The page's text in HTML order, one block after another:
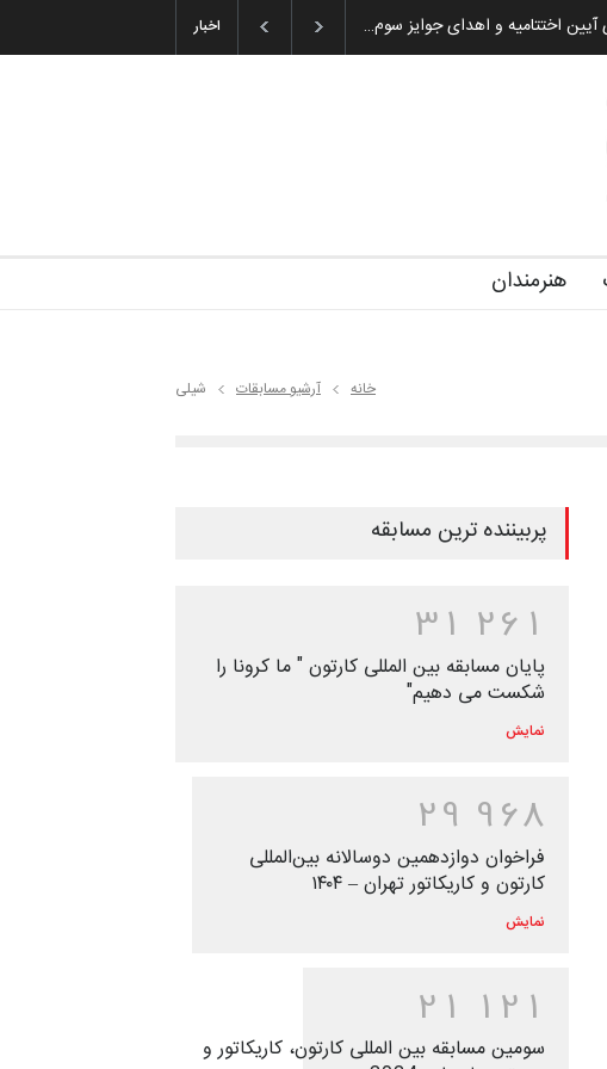
اخبار
گزارش تصویری آیین اختتامیه و اهدای جوایز سوم… (۱۹۳۶–۲۰۲۶)
هنرمندان
خانه آرشیو مسابقات شیلی
پربیننده ترین مسابقه
31 26 1
پایان مسابقه بین المللی کارتون " ما کرونا را
شکست می دهیم"
نمایش
29 968
فراخوان دوازدهمین دوسالانه بین‌المللی
کارتون و کاریکاتور تهران – ۱۴۰۴
نمایش
2 1 1 2 1
سومین مسابقه بین المللی کارتون، کاریکاتور و